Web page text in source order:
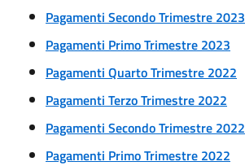
Pagamenti Secondo Trimestre 2023
Pagamenti Primo Trimestre 2023
Pagamenti Quarto Trimestre 2022
Pagamenti Terzo Trimestre 2022
Pagamenti Secondo Trimestre 2022
Pagamenti Primo Trimestre 2022